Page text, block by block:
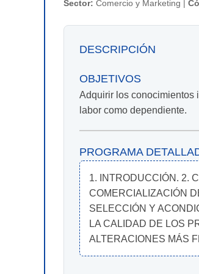
Sector: Comercio y Marketing |
DESCRIPCIÓN
OBJETIVOS
Adquirir los conocimientos
labor como dependiente.
PROGRAMA
1. INTRODUCCIÓN. 2.
COMERCIALIZACIÓN
SELECCIÓN Y
LA CALIDAD DE LOS
ALTERACIONES MÁS